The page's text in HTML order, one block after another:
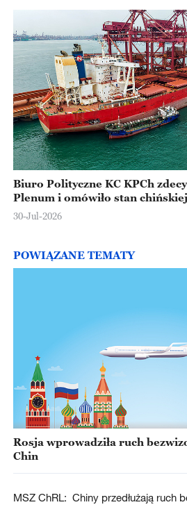
Biuro Polityczne KC KPCh
Plenum i omówiło stan
30-Jul-2026
POWIĄZANE TEMATY
Rosja wprowadziła ruch
Chin
MSZ ChRL: Chiny przedłużają ruch